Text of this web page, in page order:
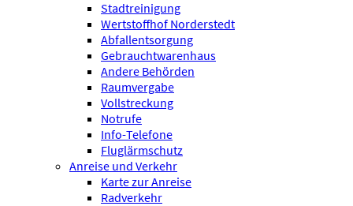
Stadtreinigung
Wertstoffhof Norderstedt
Abfallentsorgung
Gebrauchtwarenhaus
Andere Behörden
Raumvergabe
Vollstreckung
Notrufe
Info-Telefone
Fluglärmschutz
Anreise und Verkehr
Karte zur Anreise
Radverkehr